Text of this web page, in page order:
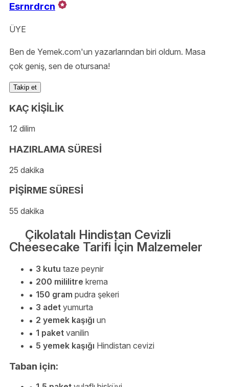
Esrnrdrcn
ÜYE
Ben de Yemek.com'un yazarlarından biri oldum. Masa
çok geniş, sen de otursana!
Takip et
KAÇ KİŞİLİK
12 dilim
HAZIRLAMA SÜRESİ
25 dakika
PİŞİRME SÜRESİ
55 dakika
Çikolatalı Hindistan Cevizli
Cheesecake Tarifi İçin Malzemeler
3 kutu taze peynir
200 mililitre krema
150 gram pudra şekeri
3 adet yumurta
2 yemek kaşığı un
1 paket vanilin
5 yemek kaşığı Hindistan cevizi
Taban için: